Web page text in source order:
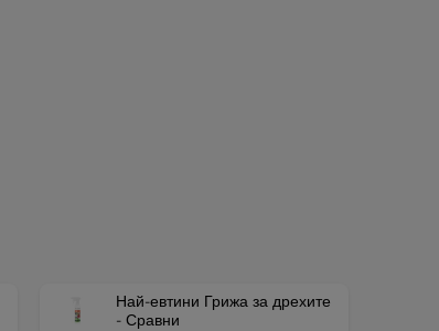
Най-евтини Грижа за дрехите
- Сравни